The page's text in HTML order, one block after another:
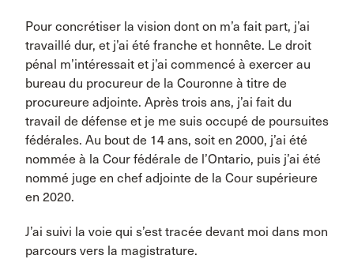
Pour concrétiser la vision dont on m’a fait part, j’ai
travaillé dur, et j’ai été franche et honnête. Le droit
pénal m’intéressait et j’ai commencé à exercer au
bureau du procureur de la Couronne à titre de
procureure adjointe. Après trois ans, j’ai fait du
travail de défense et je me suis occupé de poursuites
fédérales. Au bout de 14 ans, soit en 2000, j’ai été
nommée à la Cour fédérale de l’Ontario, puis j’ai été
nommé juge en chef adjointe de la Cour supérieure
en 2020.
J’ai suivi la voie qui s’est tracée devant moi dans mon
parcours vers la magistrature.